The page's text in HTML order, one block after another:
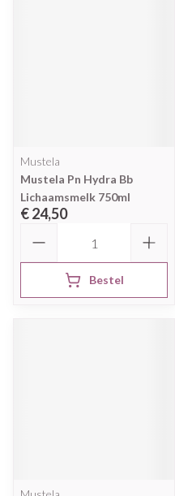
Mustela
Mustela Pn Hydra Bb
Lichaamsmelk 750ml
€ 24,50
Bestel